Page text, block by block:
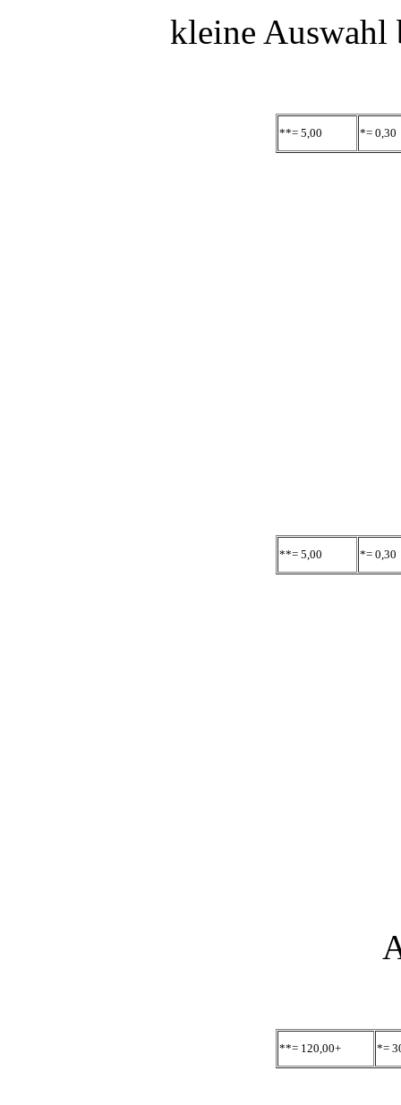
kleine Auswahl
**= 5,00 *= 0,30
**= 5,00 *= 0,30
**= 120,00+ *=